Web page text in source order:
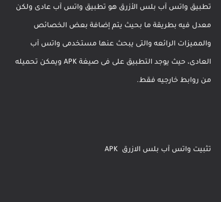
تطبيق واتس آب بلس الأزرق هو تطبيق واتس آب عادى ولكن
معدل فيه بطريقة ما بحيث يتم إضافة بعض الخصائص
والمميزات الرائعه والتى يبحث عنها مستخدمى واتس آب
العادى، حيث يوجد التطبيق على فى صيغة APK ويمكن تحميله
من روابط خارجيه فقط.
تثبيت واتس آب بلس الازرق APK